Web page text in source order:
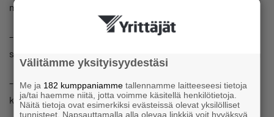
mediassa, mikä olikin onnistunut päätös.
– Keskeneräisyys kiinnostaa enemmän kuin silotellut
somekuvat, Samuel sanoo.
– Olemme todella yllättyneitä siitä, kuinka paljon tämä
kiinnostaa ihmisiä, Daniel sanoo.
Välitämme yksityisyydestäsi
Me ja 182 kumppaniamme tallennamme laitteeseesi tietoja
ja/tai haemme niitä, jotta voimme käsitellä henkilötietoja.
Näitä tietoja ovat esimerkiksi evästeissä olevat yksilölliset
tunnisteet. Napsauttamalla alla olevaa linkkiä voit hyväksyä